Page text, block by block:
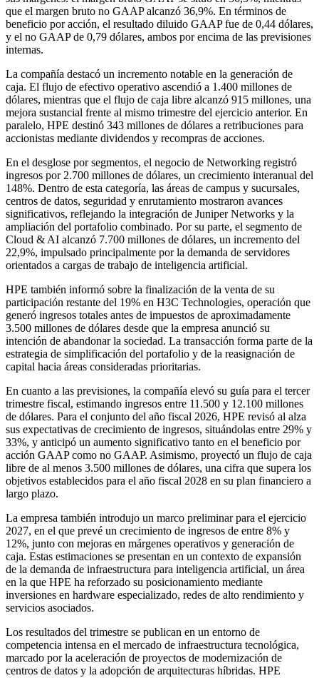
que el margen bruto no GAAP alcanzó 36,9%. En términos de
beneficio por acción, el resultado diluido GAAP fue de 0,44 dólares,
y el no GAAP de 0,79 dólares, ambos por encima de las previsiones
internas.
La compañía destacó un incremento notable en la generación de
caja. El flujo de efectivo operativo ascendió a 1.400 millones de
dólares, mientras que el flujo de caja libre alcanzó 915 millones, una
mejora sustancial frente al mismo trimestre del ejercicio anterior. En
paralelo, HPE destinó 343 millones de dólares a retribuciones para
accionistas mediante dividendos y recompras de acciones.
En el desglose por segmentos, el negocio de Networking registró
ingresos por 2.700 millones de dólares, un crecimiento interanual del
148%. Dentro de esta categoría, las áreas de campus y sucursales,
centros de datos, seguridad y enrutamiento mostraron avances
significativos, reflejando la integración de Juniper Networks y la
ampliación del portafolio combinado. Por su parte, el segmento de
Cloud & AI alcanzó 7.700 millones de dólares, un incremento del
22,9%, impulsado principalmente por la demanda de servidores
orientados a cargas de trabajo de inteligencia artificial.
HPE también informó sobre la finalización de la venta de su
participación restante del 19% en H3C Technologies, operación que
generó ingresos totales antes de impuestos de aproximadamente
3.500 millones de dólares desde que la empresa anunció su
intención de abandonar la sociedad. La transacción forma parte de la
estrategia de simplificación del portafolio y de la reasignación de
capital hacia áreas consideradas prioritarias.
En cuanto a las previsiones, la compañía elevó su guía para el tercer
trimestre fiscal, estimando ingresos entre 11.500 y 12.100 millones
de dólares. Para el conjunto del año fiscal 2026, HPE revisó al alza
sus expectativas de crecimiento de ingresos, situándolas entre 29% y
33%, y anticipó un aumento significativo tanto en el beneficio por
acción GAAP como no GAAP. Asimismo, proyectó un flujo de caja
libre de al menos 3.500 millones de dólares, una cifra que supera los
objetivos establecidos para el año fiscal 2028 en su plan financiero a
largo plazo.
La empresa también introdujo un marco preliminar para el ejercicio
2027, en el que prevé un crecimiento de ingresos de entre 8% y
12%, junto con mejoras en márgenes operativos y generación de
caja. Estas estimaciones se presentan en un contexto de expansión
de la demanda de infraestructura para inteligencia artificial, un área
en la que HPE ha reforzado su posicionamiento mediante
inversiones en hardware especializado, redes de alto rendimiento y
servicios asociados.
Los resultados del trimestre se publican en un entorno de
competencia intensa en el mercado de infraestructura tecnológica,
marcado por la aceleración de proyectos de modernización de
centros de datos y la adopción de arquitecturas híbridas. HPE